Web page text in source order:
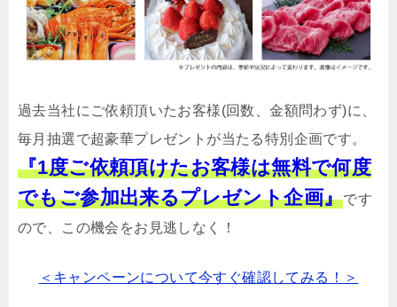
過去当社にご依頼頂いたお客様(回数、金額問わず)に、
毎月抽選で超豪華プレゼントが当たる特別企画です。
『1度ご依頼頂けたお客様は無料で何度
でもご参加出来るプレゼント企画』です
ので、この機会をお見逃しなく！
＜キャンペーンについて今すぐ確認してみる！＞